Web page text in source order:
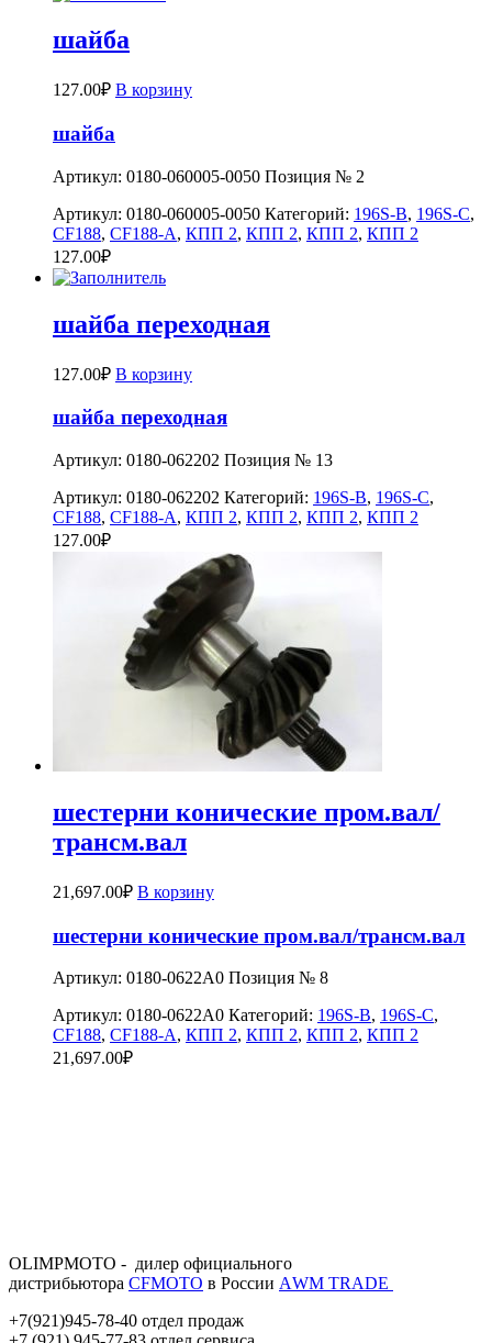
шайба
127.00₽ В корзину
шайба
Артикул: 0180-060005-0050 Позиция № 2
Артикул: 0180-060005-0050 Категорий: 196S-B, 196S-C,
CF188, CF188-A, КПП 2, КПП 2, КПП 2, КПП 2
127.00₽
шайба переходная
127.00₽ В корзину
шайба переходная
Артикул: 0180-062202 Позиция № 13
Артикул: 0180-062202 Категорий: 196S-B, 196S-C,
CF188, CF188-A, КПП 2, КПП 2, КПП 2, КПП 2
127.00₽
шестерни конические пром.вал/
трансм.вал
21,697.00₽ В корзину
шестерни конические пром.вал/трансм.вал
Артикул: 0180-0622A0 Позиция № 8
Артикул: 0180-0622A0 Категорий: 196S-B, 196S-C,
CF188, CF188-A, КПП 2, КПП 2, КПП 2, КПП 2
21,697.00₽
OLIMPMOTO - дилер официального
дистрибьютора CFMOTO в России АWМ TRADE
+7(921)945-78-40 отдел продаж